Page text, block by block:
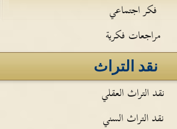
فكر اجتماعي
مراجعات فكرية
نقد التراث
نقد التراث العقلي
نقد التراث السني